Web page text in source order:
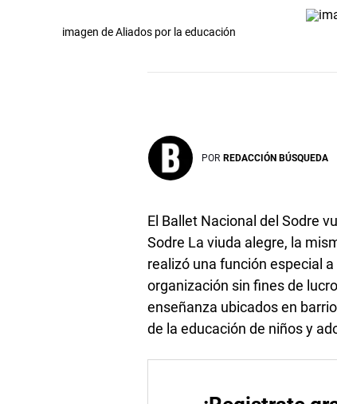
imagen de Aliados por la educación
POR REDACCIÓN BÚSQUEDA
El Ballet Nacional del Sodre
Sodre La viuda alegre, la
realizó una función especial
organización sin fines de
enseñanza ubicados en
de la educación de niños y